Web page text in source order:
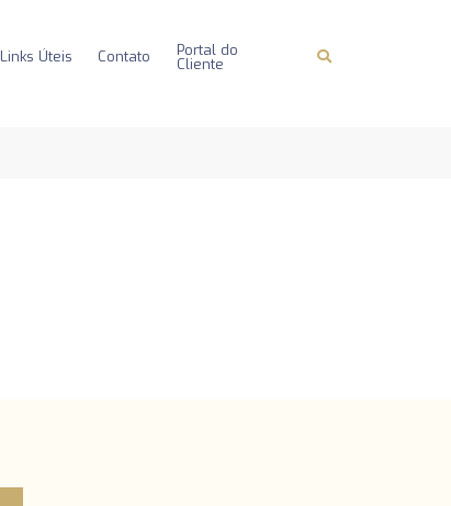
Links Úteis Contato Portal do
Cliente